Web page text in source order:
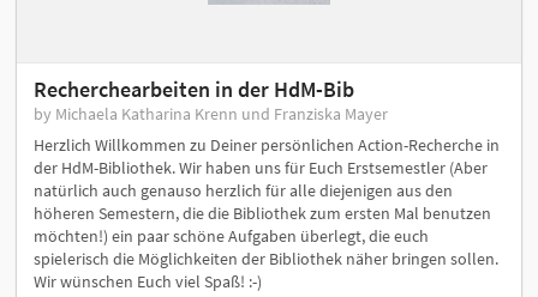
Recherchearbeiten in der HdM-Bib
by Michaela Katharina Krenn und Franziska Mayer
Herzlich Willkommen zu Deiner persönlichen Action-Recherche in
der HdM-Bibliothek. Wir haben uns für Euch Erstsemestler (Aber
natürlich auch genauso herzlich für alle diejenigen aus den
höheren Semestern, die die Bibliothek zum ersten Mal benutzen
möchten!) ein paar schöne Aufgaben überlegt, die euch
spielerisch die Möglichkeiten der Bibliothek näher bringen sollen.
Wir wünschen Euch viel Spaß! :-)